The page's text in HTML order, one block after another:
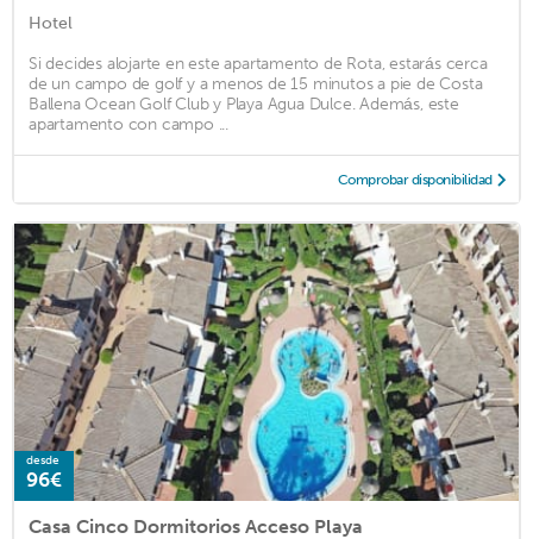
Hotel
Si decides alojarte en este apartamento de Rota, estarás cerca
de un campo de golf y a menos de 15 minutos a pie de Costa
Ballena Ocean Golf Club y Playa Agua Dulce. Además, este
apartamento con campo ...
Comprobar disponibilidad
desde
96€
Casa Cinco Dormitorios Acceso Playa